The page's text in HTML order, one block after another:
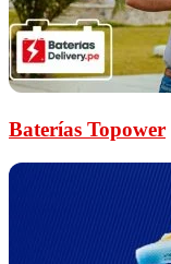
Baterías Topower